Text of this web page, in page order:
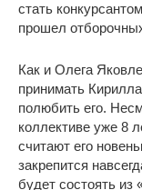
стать
прошел
Как и Олега
принимать
полюбить его.
коллективе уже 8
считают его
закрепится
будет состоять из